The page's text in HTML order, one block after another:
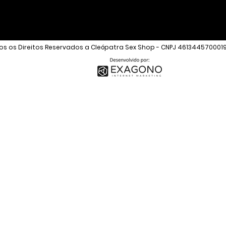
os Direitos Reservados a Cleópatra Sex Shop - CNPJ